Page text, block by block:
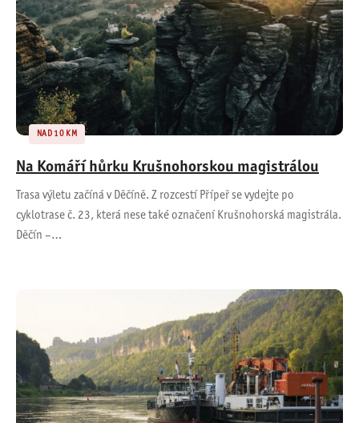
NAD 10 KM
Na Komáří hůrku Krušnohorskou magistrálou
Trasa výletu začíná v Děčíně. Z rozcestí Přípeř se vydejte po
cyklotrase č. 23, která nese také označení Krušnohorská magistrála.
Děčín –…